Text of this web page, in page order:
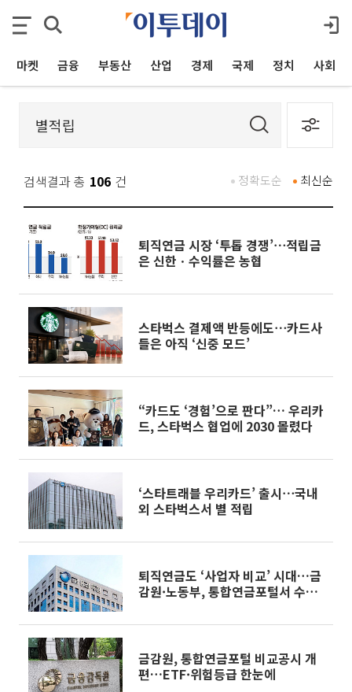
마켓 금융 부동산 산업 경제 국제 정치 사회
검색결과 총 106 건 최신순
정확도순
퇴직연금 시장 ‘투톱 경쟁’⋯적립금
은 신한ㆍ수익률은 농협
스타벅스 결제액 반등에도⋯카드사
들은 아직 ‘신중 모드’
“카드도 ‘경험’으로 판다”… 우리카
드, 스타벅스 협업에 2030 몰렸다
‘스타트래블 우리카드’ 출시⋯국내
외 스타벅스서 별 적립
퇴직연금도 ‘사업자 비교’ 시대…금
감원·노동부, 통합연금포털서 수수
금감원, 통합연금포털 비교공시 개
편…ETF·위험등급 한눈에